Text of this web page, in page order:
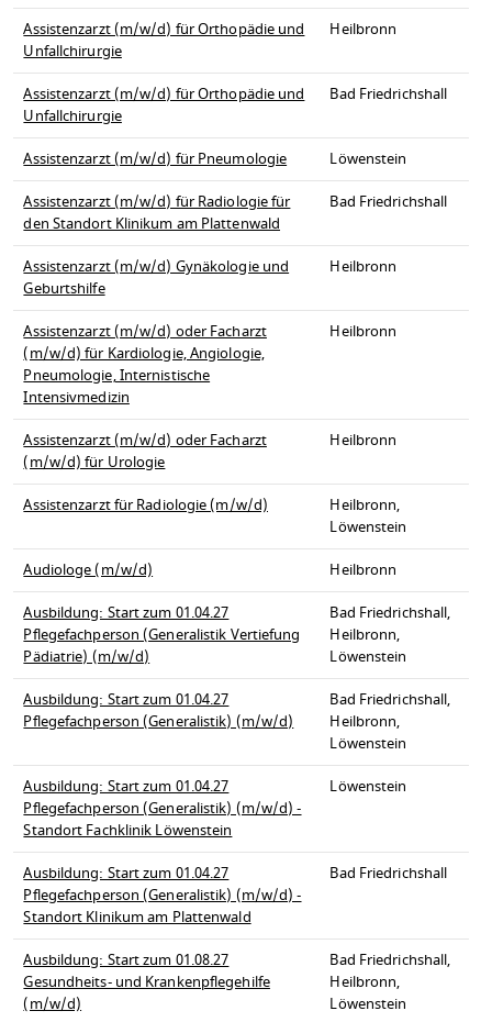
Assistenzarzt (m/w/d) für Orthopädie und
Unfallchirurgie
Heilbronn
Assistenzarzt (m/w/d) für Orthopädie und
Unfallchirurgie
Bad Friedrichshall
Assistenzarzt (m/w/d) für Pneumologie
Löwenstein
Assistenzarzt (m/w/d) für Radiologie für
den Standort Klinikum am Plattenwald
Bad Friedrichshall
Assistenzarzt (m/w/d) Gynäkologie und
Geburtshilfe
Heilbronn
Assistenzarzt (m/w/d) oder Facharzt
(m/w/d) für Kardiologie, Angiologie,
Pneumologie, Internistische
Intensivmedizin
Heilbronn
Assistenzarzt (m/w/d) oder Facharzt
(m/w/d) für Urologie
Heilbronn
Assistenzarzt für Radiologie (m/w/d)
Heilbronn,
Löwenstein
Audiologe (m/w/d)
Heilbronn
Ausbildung: Start zum 01.04.27
Pflegefachperson (Generalistik Vertiefung
Pädiatrie) (m/w/d)
Bad Friedrichshall,
Heilbronn,
Löwenstein
Ausbildung: Start zum 01.04.27
Pflegefachperson (Generalistik) (m/w/d)
Bad Friedrichshall,
Heilbronn,
Löwenstein
Ausbildung: Start zum 01.04.27
Pflegefachperson (Generalistik) (m/w/d) -
Standort Fachklinik Löwenstein
Löwenstein
Ausbildung: Start zum 01.04.27
Pflegefachperson (Generalistik) (m/w/d) -
Standort Klinikum am Plattenwald
Bad Friedrichshall
Ausbildung: Start zum 01.08.27
Gesundheits- und Krankenpflegehilfe
(m/w/d)
Bad Friedrichshall,
Heilbronn,
Löwenstein